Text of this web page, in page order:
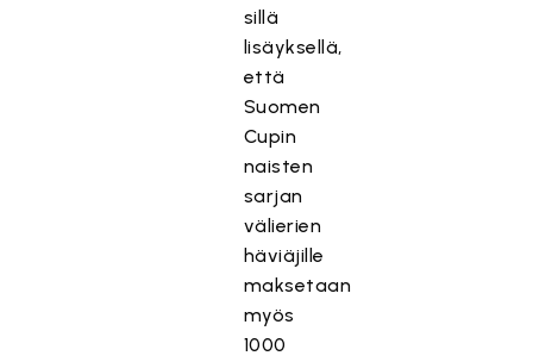
sillä
lisäyksellä,
että
Suomen
Cupin
naisten
sarjan
välierien
häviäjille
maksetaan
myös
1000